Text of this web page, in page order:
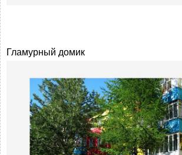
Гламурный домик